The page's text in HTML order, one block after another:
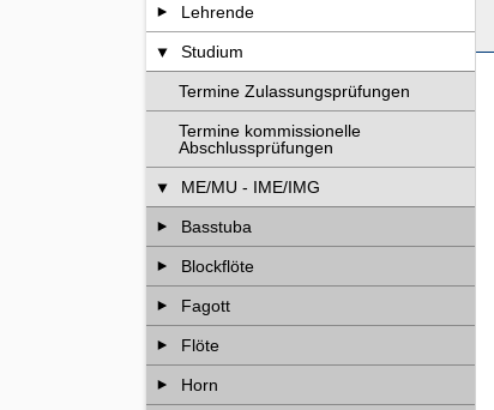
Lehrende
Studium
Termine Zulassungsprüfungen
Termine kommissionelle
Abschlussprüfungen
ME/MU - IME/IMG
Basstuba
Blockflöte
Fagott
Flöte
Horn